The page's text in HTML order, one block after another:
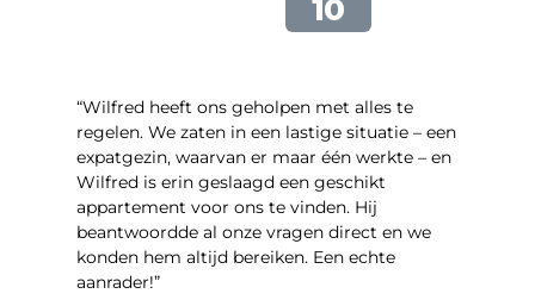
“Wilfred heeft ons geholpen met alles te
regelen. We zaten in een lastige situatie – een
expatgezin, waarvan er maar één werkte – en
Wilfred is erin geslaagd een geschikt
appartement voor ons te vinden. Hij
beantwoordde al onze vragen direct en we
konden hem altijd bereiken. Een echte
aanrader!”